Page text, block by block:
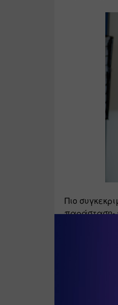
Πιο
παράσταση-
στο να
Μια
της
είναι να
να